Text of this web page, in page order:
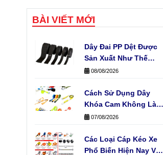
BÀI VIẾT MỚI
Dây Đai PP Dệt Được
Sản Xuất Như Thế
Nào? Quy Trình Sản
08/08/2026
Cách Sử Dụng Dây
Khóa Cam Không Làm
Hỏng Hàng Hóa
07/08/2026
Các Loại Cáp Kéo Xe
Phổ Biến Hiện Nay Và